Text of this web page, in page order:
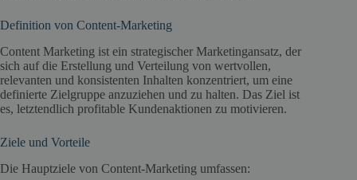
Definition von Content-Marketing
Content Marketing ist ein strategischer Marketingansatz, der
sich auf die Erstellung und Verteilung von wertvollen,
relevanten und konsistenten Inhalten konzentriert, um eine
definierte Zielgruppe anzuziehen und zu halten. Das Ziel ist
es, letztendlich profitable Kundenaktionen zu motivieren.
Ziele und Vorteile
Die Hauptziele von Content-Marketing umfassen: